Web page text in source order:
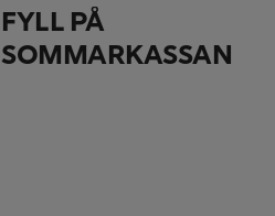
FYLL PÅ
SOMMARKASSAN